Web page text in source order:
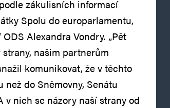
zákulisních informací
Spolu do europarlamentu,
Alexandra Vondry. „Pět
našim partnerům
komunikovat, že v těchto
do Sněmovny, Senátu
v nich se názory naší strany od